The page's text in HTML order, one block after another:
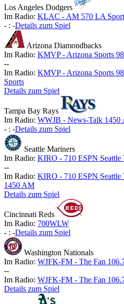
Los Angeles Dodgers
Im Radio: KLAC - AM 570 LA
- : -Details zum Spiel
Arizona Diamondbacks
Im Radio: KMVP - Arizona Sports
--
Im Radio: KMVP - Arizona Sports
Sports
Details zum Spiel
Tampa Bay Rays
Im Radio: WWJB - News-Talk 1450
- : -Details zum Spiel
Seattle Mariners
Im Radio: KIRO - 710 ESPN Seattle
--
Im Radio: KIRO - 710 ESPN Seattle
1450 AM
Details zum Spiel
Cincinnati Reds
Im Radio: 700WLW
- : -Details zum Spiel
Washington Nationals
Im Radio: WJFK-FM - The Fan
--
Im Radio: WJFK-FM - The Fan
Details zum Spiel